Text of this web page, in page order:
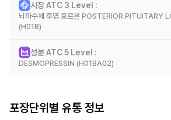
효능 효과
일차성 야뇨증(5세이상), 야간다뇨와 관련이 있는 야
(성인에 한함)
시장 ATC 3 Level :
뇌하수체 후엽 호르몬 POSTERIOR PITUITARY
(H01B)
시장 정보
성분 ATC 5 Level :
DESMOPRESSIN (H01BA02)
포장단위별 유통 정보